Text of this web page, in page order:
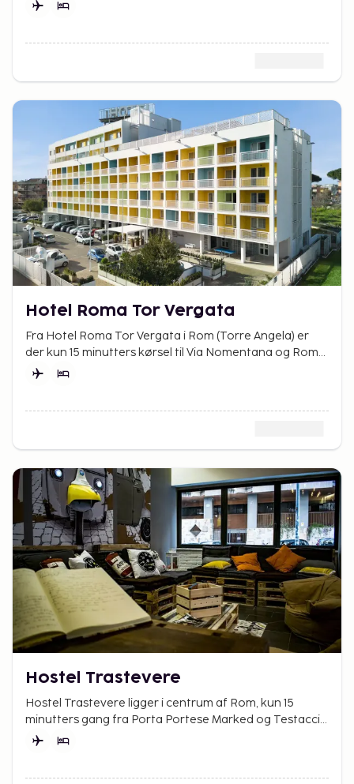
Hotel Roma Tor Vergata
Fra Hotel Roma Tor Vergata i Rom (Torre Angela) er
der kun 15 minutters kørsel til Via Nomentana og Roma
Est.
Hostel Trastevere
Hostel Trastevere ligger i centrum af Rom, kun 15
minutters gang fra Porta Portese Marked og Testaccio
Marked.